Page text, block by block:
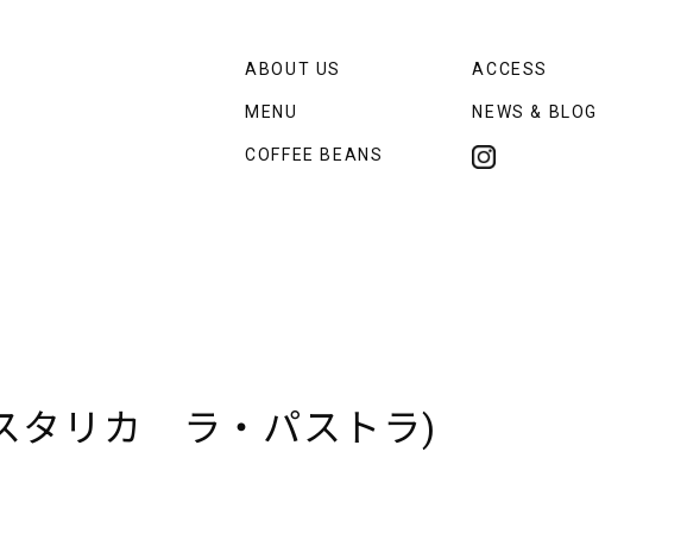
ABOUT US
MENU
COFFEE BEANS
ACCESS
NEWS & BLOG
タリカ ラ・パストラ)